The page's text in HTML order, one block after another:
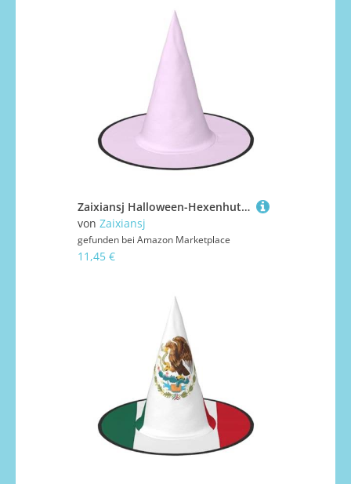
Zaixiansj Halloween-Hexenhut, einfarbig, warm, rosa, bedruckt, Kostüm, Kopfbedeckung, Erwachsene, gruseliger Hut, Festival-Kopfbedeckung
von Zaixiansj
gefunden bei Amazon Marketplace
11,45 €